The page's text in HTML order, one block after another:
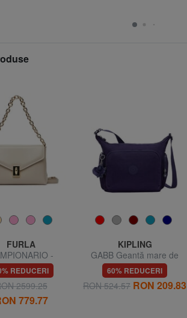
FURLA
-
Geantă de
cu curea de umăr
REDUCERI
2599.25
779.77
KIPLING
GABB Geantă mare de
umăr
60% REDUCERI
RON 524.57 RON 209.83